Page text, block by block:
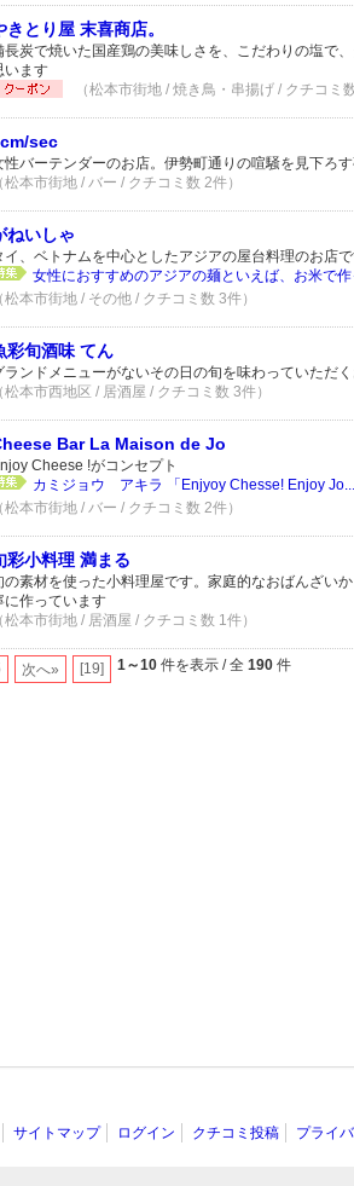
きとり屋 末喜商店。
長炭で焼いた国産鶏の美味しさを、こだわりの塩で
います
（松本市街地 / 焼き鳥・串揚げ / クチコミ
sec
性バーテンダーのお店。伊勢町通りの喧騒を見下ろ
（松本市街地 / バー / クチコミ数 2件）
ねいしゃ
イ、ベトナムを中心としたアジアの屋台料理のお店
女性におすすめのアジアの麺といえば、お米で
（松本市街地 / その他 / クチコミ数 3件）
彩旬酒味 てん
ランドメニューがないその日の旬を味わっていただく
（松本市西地区 / 居酒屋 / クチコミ数 3件）
Bar La Maison de Jo
Cheese !がコンセプト
カミジョウ アキラ 「Enjyoy Chesse! Enjoy Jo...
（松本市街地 / バー / クチコミ数 2件）
彩小料理 満まる
の素材を使った小料理屋です。家庭的なおばんざい
に作っています
（松本市街地 / 居酒屋 / クチコミ数 1件）
次へ» [19] 1～10 件を表示 / 全 190 件
サイトマップ ログイン クチコミ投稿 プライ